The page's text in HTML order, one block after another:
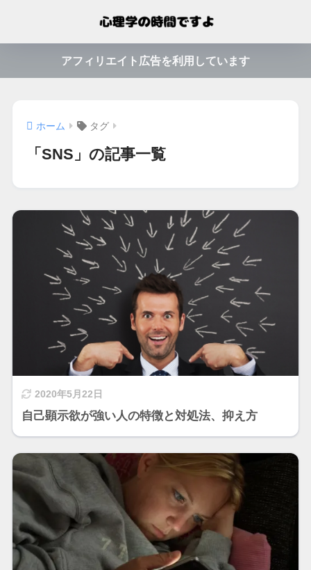
アフィリエイト広告を利用しています
ホーム タグ
「SNS」の記事一覧
2020年5月22日
自己顕示欲が強い人の特徴と対処法、抑え方